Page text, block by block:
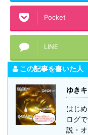
Pocket
LINE
この記事を書いた人
ゆき
はじ
ログ
説・